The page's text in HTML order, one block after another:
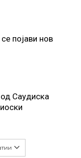
појави нов
Саудиска